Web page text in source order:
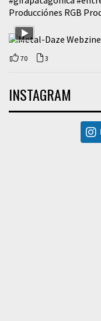
Producciónes RGB
70 3
INSTAGRAM